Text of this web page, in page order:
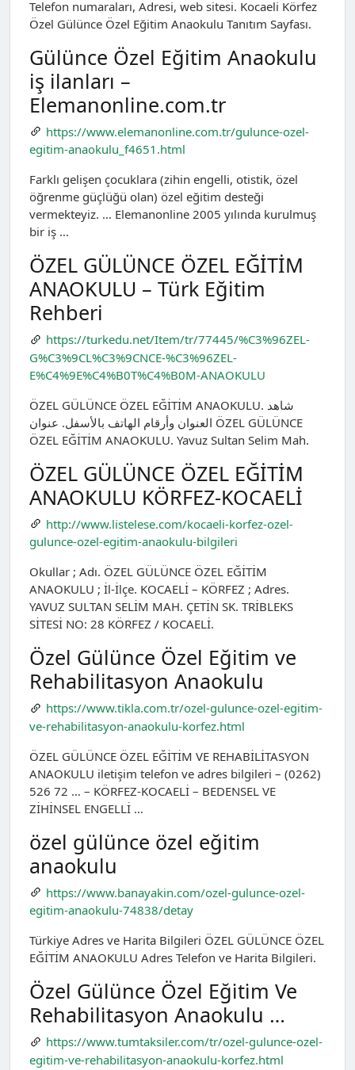
Telefon numaraları, Adresi, web sitesi. Kocaeli Körfez
Özel Gülünce Özel Eğitim Anaokulu Tanıtım Sayfası.
Gülünce Özel Eğitim Anaokulu
iş ilanları –
Elemanonline.com.tr
https://www.elemanonline.com.tr/gulunce-ozel-
egitim-anaokulu_f4651.html
Farklı gelişen çocuklara (zihin engelli, otistik, özel
öğrenme güçlüğü olan) özel eğitim desteği
vermekteyiz. … Elemanonline 2005 yılında kurulmuş
bir iş …
ÖZEL GÜLÜNCE ÖZEL EĞİTİM
ANAOKULU – Türk Eğitim
Rehberi
https://turkedu.net/Item/tr/77445/%C3%96ZEL-
G%C3%9CL%C3%9CNCE-%C3%96ZEL-
E%C4%9E%C4%B0T%C4%B0M-ANAOKULU
ÖZEL GÜLÜNCE ÖZEL EĞİTİM ANAOKULU. شاهد
العنوان وأرقام الهاتف بالأسفل. عنوان ÖZEL GÜLÜNCE
ÖZEL EĞİTİM ANAOKULU. Yavuz Sultan Selim Mah.
ÖZEL GÜLÜNCE ÖZEL EĞİTİM
ANAOKULU KÖRFEZ-KOCAELİ
http://www.listelese.com/kocaeli-korfez-ozel-
gulunce-ozel-egitim-anaokulu-bilgileri
Okullar ; Adı. ÖZEL GÜLÜNCE ÖZEL EĞİTİM
ANAOKULU ; İl-İlçe. KOCAELİ – KÖRFEZ ; Adres.
YAVUZ SULTAN SELİM MAH. ÇETİN SK. TRİBLEKS
SİTESİ NO: 28 KÖRFEZ / KOCAELİ.
Özel Gülünce Özel Eğitim ve
Rehabilitasyon Anaokulu
https://www.tikla.com.tr/ozel-gulunce-ozel-egitim-
ve-rehabilitasyon-anaokulu-korfez.html
ÖZEL GÜLÜNCE ÖZEL EĞİTİM VE REHABİLİTASYON
ANAOKULU iletişim telefon ve adres bilgileri – (0262)
526 72 … – KÖRFEZ-KOCAELİ – BEDENSEL VE
ZİHİNSEL ENGELLİ …
özel gülünce özel eğitim
anaokulu
https://www.banayakin.com/ozel-gulunce-ozel-
egitim-anaokulu-74838/detay
Türkiye Adres ve Harita Bilgileri ÖZEL GÜLÜNCE ÖZEL
EĞİTİM ANAOKULU Adres Telefon ve Harita Bilgileri.
Özel Gülünce Özel Eği̇ti̇m Ve
Rehabi̇li̇tasyon Anaokulu …
https://www.tumtaksiler.com/tr/ozel-gulunce-ozel-
egitim-ve-rehabilitasyon-anaokulu-korfez.html